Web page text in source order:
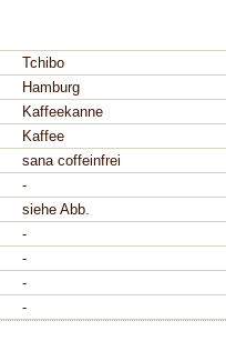
Tchibo
Hamburg
Kaffeekanne
Kaffee
sana coffeinfrei
-
siehe Abb.
-
-
-
-